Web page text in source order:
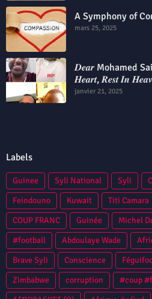
A Symphony of
mars 25, 2025
𝑫𝒆𝒂𝒓 Mohamed
𝑯𝒆𝒂𝒓𝒕, 𝑹𝒆𝒔𝒕 𝑰𝒏
janvier 21, 2025
Labels
Guinee Syli National Syli
Feindouno
Kuwait Titi Camara
COUP FRANC
Guinée Michel
#football
Abdoulaye Wade
Brave Syli
Conscience
Zimbabwe
corruption #coup